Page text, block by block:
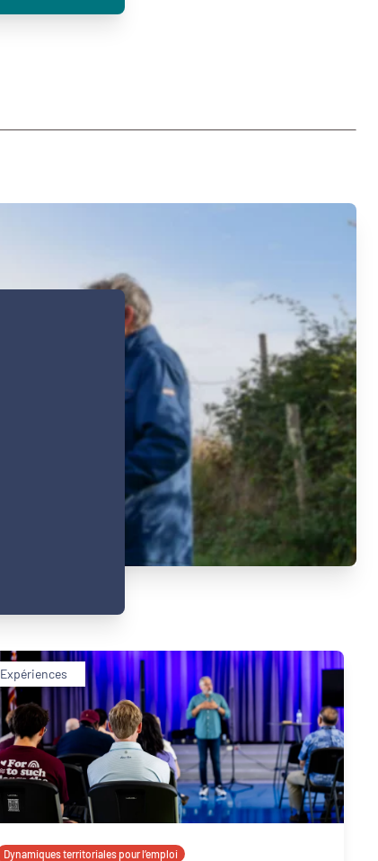
Expériences
Dynamiques territoriales pour l’emploi